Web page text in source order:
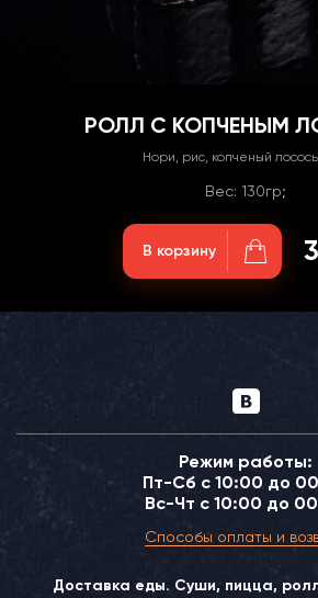
РОЛЛ С КОПЧЕНЫМ
Нори, рис, копченый
Вес: 130гр;
В корзину
Доставка еды. Суши, пицца,
Режим работы:
Пт-Сб с 10:00 до
Вс-Чт с 10:00 до
Способы оплаты и